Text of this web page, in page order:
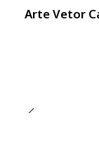
Arte Vetor